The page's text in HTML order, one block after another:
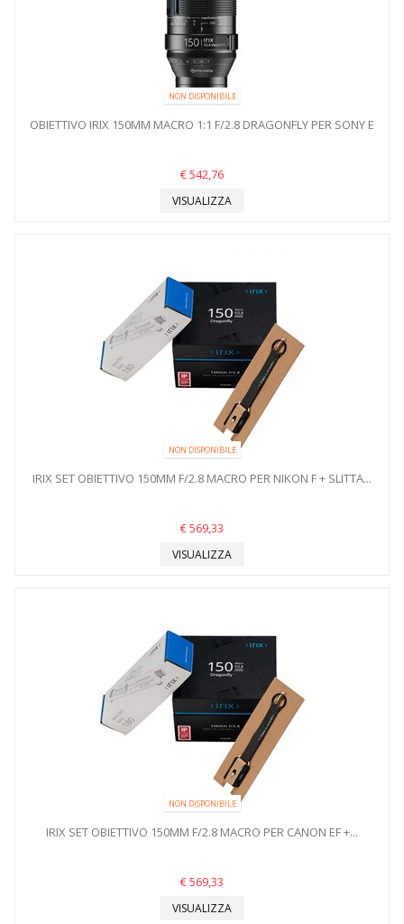
NON DISPONIBILE
OBIETTIVO IRIX 150MM MACRO 1:1 F/2.8 DRAGONFLY PER SONY E
€ 542,76
VISUALIZZA
NON DISPONIBILE
IRIX SET OBIETTIVO 150MM F/2.8 MACRO PER NIKON F + SLITTA...
€ 569,33
VISUALIZZA
NON DISPONIBILE
IRIX SET OBIETTIVO 150MM F/2.8 MACRO PER CANON EF +...
€ 569,33
VISUALIZZA